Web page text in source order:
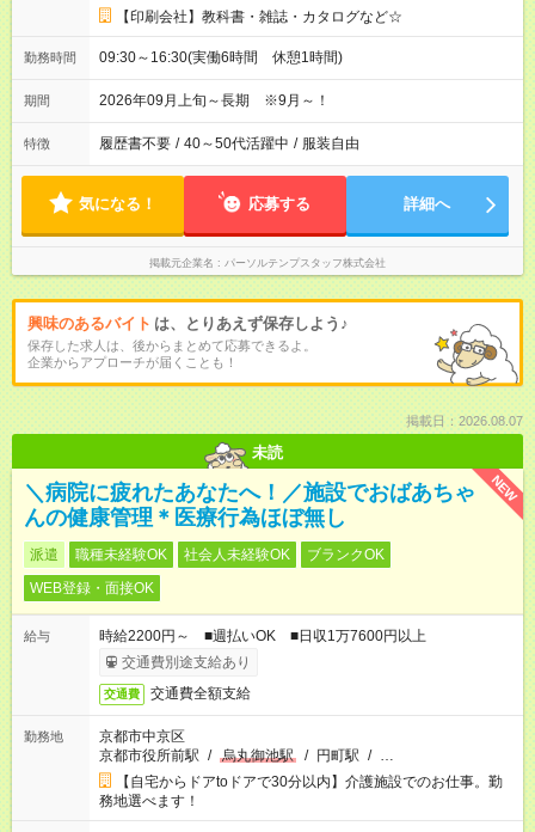
【印刷会社】教科書・雑誌・カタログなど☆
勤務時間 09:30～16:30(実働6時間 休憩1時間)
期間 2026年09月上旬～長期 ※9月～！
特徴 履歴書不要 / 40～50代活躍中 / 服装自由
気になる！ 応募する 詳細へ
掲載元企業名 パーソルテンプスタッフ株式会社
興味のあるバイト は、とりあえず保存しよう♪
保存した求人は、後からまとめて応募できるよ。
企業からアプローチが届くことも！
掲載日：2026.08.07
未読
NEW
＼病院に疲れたあなたへ！／施設でおばあちゃ
んの健康管理＊医療行為ほぼ無し
派遣 職種未経験OK 社会人未経験OK
ブランクOK
WEB登録・面接OK
給与
時給2200円～ ■週払いOK ■日収1万7600円以上
交通費別途支給あり
交通費 交通費全額支給
勤務地
京都市中京区
京都市役所前駅 / 烏丸御池駅 / 円町駅 / …
【自宅からドアtoドアで30分以内】介護施設でのお仕事。勤
務地選べます！